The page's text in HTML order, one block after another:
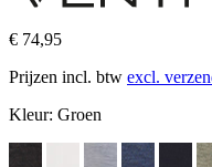
€ 74,95
Prijzen incl. btw excl.
Kleur: Groen